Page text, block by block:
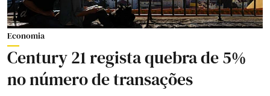
Economia
Century 21 regista quebra de 5%
no número de transações